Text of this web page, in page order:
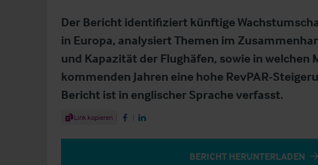
Der Bericht identifiziert künftige
in Europa, analysiert Themen im
und Kapazität der Flughäfen, sowie in welchen
kommenden Jahren eine hohe RevPAR-
Bericht ist in englischer Sprache verfasst.
Share Article
Link kopieren Share on Facebook
Share on LinkedIn
BERICHT HERUNTERLADEN